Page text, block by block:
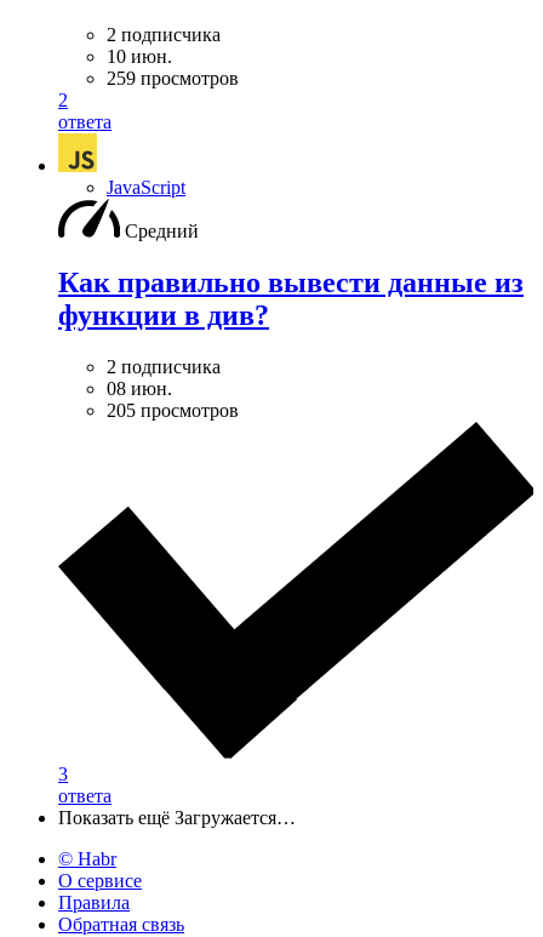
2 подписчика
10 июн.
259 просмотров
2
ответа
JavaScript
Средний
Как правильно вывести данные из
функции в див?
2 подписчика
08 июн.
205 просмотров
3
ответа
Показать ещё Загружается…
© Habr
О сервисе
Правила
Обратная связь